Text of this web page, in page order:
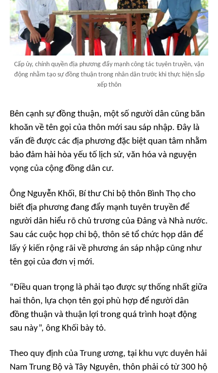
Cấp ủy, chính quyền địa phương đẩy mạnh công tác tuyên truyền, vận
động nhằm tạo sự đồng thuận trong nhân dân trước khi thực hiện sắp
xếp thôn
Bên cạnh sự đồng thuận, một số người dân cũng băn
khoăn về tên gọi của thôn mới sau sáp nhập. Đây là
vấn đề được các địa phương đặc biệt quan tâm nhằm
bảo đảm hài hòa yếu tố lịch sử, văn hóa và nguyện
vọng của cộng đồng dân cư.
Ông Nguyễn Khối, Bí thư Chi bộ thôn Bình Thọ cho
biết địa phương đang đẩy mạnh tuyên truyền để
người dân hiểu rõ chủ trương của Đảng và Nhà nước.
Sau các cuộc họp chi bộ, thôn sẽ tổ chức họp dân để
lấy ý kiến rộng rãi về phương án sáp nhập cũng như
tên gọi của đơn vị mới.
“Điều quan trọng là phải tạo được sự thống nhất giữa
hai thôn, lựa chọn tên gọi phù hợp để người dân
đồng thuận và thuận lợi trong quá trình hoạt động
sau này”, ông Khối bày tỏ.
Theo quy định của Trung ương, tại khu vực duyên hải
Nam Trung Bộ và Tây Nguyên, thôn phải có từ 300 hộ